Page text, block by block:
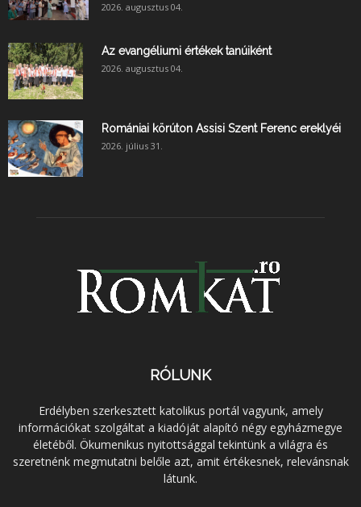
2026. augusztus 04.
Az evangéliumi értékek tanúiként
2026. augusztus 04.
Romániai körúton Assisi Szent Ferenc ereklyéi
2026. július 31.
RÓLUNK
Erdélyben szerkesztett katolikus portál vagyunk, amely
információkat szolgáltat a kiadóját alapító négy egyházmegye
életéből. Ökumenikus nyitottsággal tekintünk a világra és
szeretnénk megmutatni belőle azt, amit értékesnek, relevánsnak
látunk.